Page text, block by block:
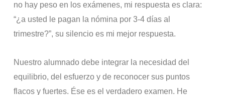
no hay peso en los exámenes, mi respuesta es clara:
“¿a usted le pagan la nómina por 3-4 días al
trimestre?”, su silencio es mi mejor respuesta.
Nuestro alumnado debe integrar la necesidad del
equilibrio, del esfuerzo y de reconocer sus puntos
flacos y fuertes. Ése es el verdadero examen. He